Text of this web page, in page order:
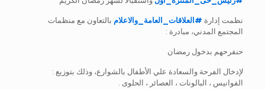
نظمت إدارة #العلاقات_العامة_والاعلام بالتعاون مع منظمات
المجتمع المدني، مبادرة :
حنفرحهم بدخول رمضان
لإدخال الفرحة والسعادة علي الأطفال بالشوارع، وذلك بتوزيع :
الفوانيس ، البالونات ، العصائر ، الحلوى .